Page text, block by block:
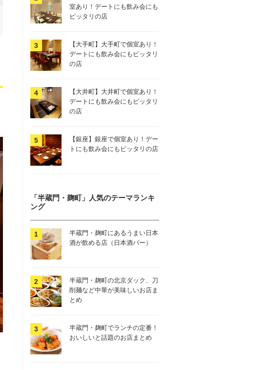
室あり！デートにも飲み会にも
ピッタリの店
【大手町】大手町で個室あり！
デートにも飲み会にもピッタリ
の店
【大井町】大井町で個室あり！
デートにも飲み会にもピッタリ
の店
【銀座】銀座で個室あり！デー
トにも飲み会にもピッタリの店
「半蔵門・麹町」人気のテーマランキ
ング
半蔵門・麹町にあるうまい日本
酒が飲める店（日本酒バー）
半蔵門・麹町の北京ダック、刀
削麺など中華が美味しいお店ま
とめ
半蔵門・麹町でランチの定番！
おいしいと話題のお店まとめ